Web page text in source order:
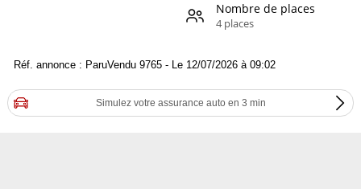
Nombre de places
4 places
Réf. annonce : ParuVendu 9765 - Le 12/07/2026 à 09:02
Simulez votre assurance auto en 3 min